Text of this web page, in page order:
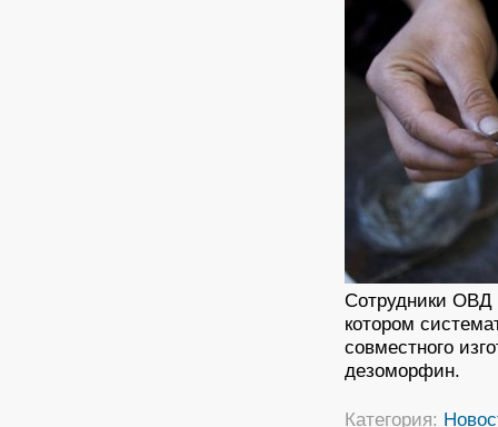
Сотрудники ОВД
котором
совместного
дезоморфин.
Категория: